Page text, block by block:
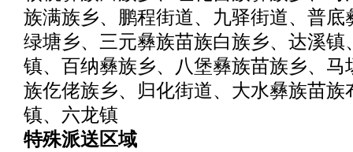
族满族乡、鹏程街道、九驿街道、普底
绿塘乡、三元彝族苗族白族乡、达溪镇
镇、百纳彝族乡、八堡彝族苗族乡、马
族仡佬族乡、归化街道、大水彝族苗族
镇、六龙镇
特殊派送区域